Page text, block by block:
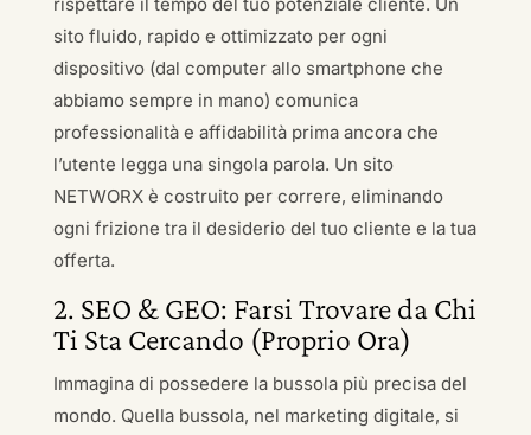
sito fluido, rapido e ottimizzato per ogni
dispositivo (dal computer allo smartphone che
abbiamo sempre in mano) comunica
professionalità e affidabilità prima ancora che
l’utente legga una singola parola. Un sito
NETWORX è costruito per correre, eliminando
ogni frizione tra il desiderio del tuo cliente e la tua
offerta.
2. SEO & GEO: Farsi Trovare da Chi
Ti Sta Cercando (Proprio Ora)
Immagina di possedere la bussola più precisa del
mondo. Quella bussola, nel marketing digitale, si